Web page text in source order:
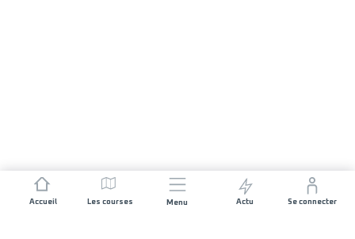
Accueil Les courses Menu Actu Se connecter